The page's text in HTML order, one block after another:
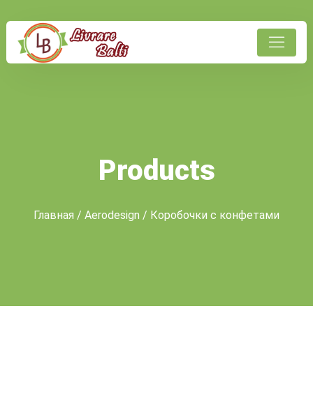
Products
Главная / Aerodesign / Коробочки с конфетами